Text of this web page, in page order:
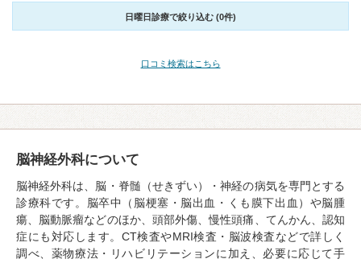
日曜日診療で絞り込む (0件)
口コミ検索はこちら
脳神経外科について
脳神経外科は、脳・脊髄（せきずい）・神経の病気を専門とする
診療科です。脳卒中（脳梗塞・脳出血・くも膜下出血）や脳腫
瘍、脳動脈瘤などのほか、頭部外傷、慢性頭痛、てんかん、認知
症にも対応します。CT検査やMRI検査・脳波検査などで詳しく
調べ、薬物療法・リハビリテーションに加え、必要に応じて手